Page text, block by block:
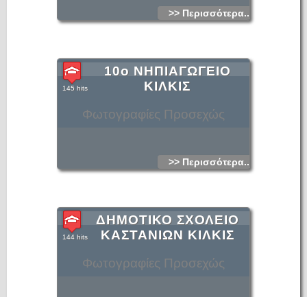
>> Περισσότερα...
Φωτογραφίες Προσεχώς
10ο ΝΗΠΙΑΓΩΓΕΙΟ
ΚΙΛΚΙΣ
145 hits
>> Περισσότερα...
Φωτογραφίες Προσεχώς
ΔΗΜΟΤΙΚΟ ΣΧΟΛΕΙΟ
ΚΑΣΤΑΝΙΩΝ ΚΙΛΚΙΣ
144 hits